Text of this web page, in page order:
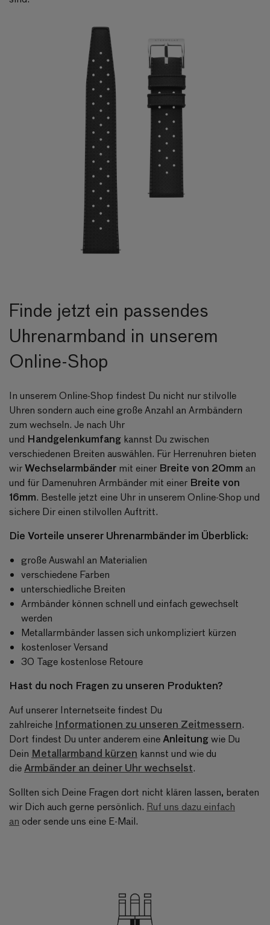
Finde jetzt ein passendes
Uhrenarmband in unserem
Online-Shop
In unserem Online-Shop findest Du nicht nur stilvolle
Uhren sondern auch eine große Anzahl an Armbändern
zum wechseln. Je nach Uhr
und Handgelenkumfang kannst Du zwischen
verschiedenen Breiten auswählen. Für Herrenuhren bieten
wirWechselarmbänder mit einer Breite von 20mm an
und für Damenuhren Armbänder mit einer Breite von
16mm. Bestelle jetzt eine Uhr in unserem Online-Shop und
sichere Dir einen stilvollen Auftritt.
Die Vorteile unserer Uhrenarmbänder im Überblick:
große Auswahl an Materialien
verschiedene Farben
unterschiedliche Breiten
Armbänder können schnell und einfach gewechselt
werden
Metallarmbänder lassen sich unkompliziert kürzen
kostenloser Versand
30 Tage kostenlose Retoure
Hast du noch Fragen zu unseren Produkten?
Auf unserer Internetseite findest Du
zahlreiche Informationen zu unseren Zeitmessern.
Dort findest Du unter anderem eineAnleitungwie Du
Dein Metallarmband kürzen kannst und wie du
dieArmbänder an deiner Uhr wechselst.
Sollten sich Deine Fragen dort nicht klären lassen, beraten
wir Dich auch gerne persönlich. Ruf uns dazu einfach
an oder sende uns eine E-Mail.